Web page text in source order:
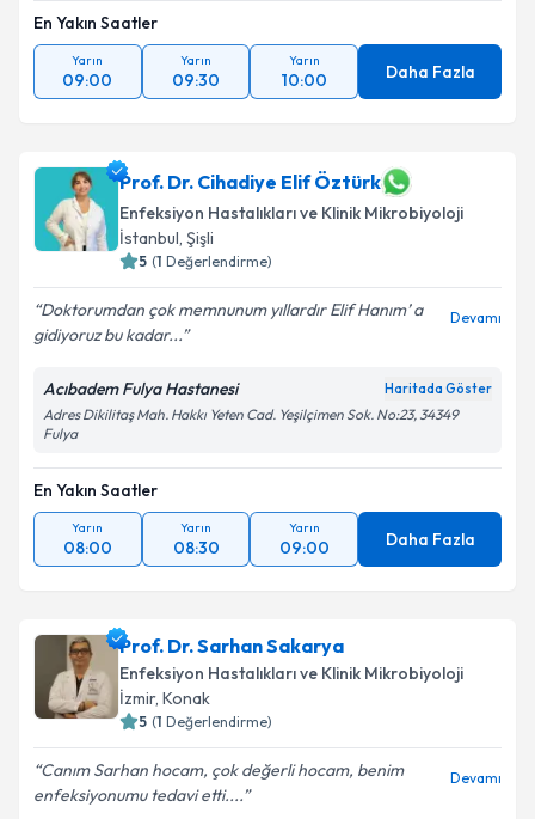
En Yakın Saatler
Yarın
09:00
Yarın
09:30
Yarın
10:00 Daha Fazla
Prof. Dr. Cihadiye Elif Öztürk
Enfeksiyon Hastalıkları ve Klinik Mikrobiyoloji
İstanbul, Şişli
5 (1 Değerlendirme)
Doktorumdan çok memnunum yıllardır Elif Hanım’ a
gidiyoruz bu kadar...
Devamı
Acıbadem Fulya Hastanesi Haritada Göster
Adres Dikilitaş Mah. Hakkı Yeten Cad. Yeşilçimen Sok. No:23, 34349
Fulya
En Yakın Saatler
Yarın
08:00
Yarın
08:30
Yarın
09:00 Daha Fazla
Prof. Dr. Sarhan Sakarya
Enfeksiyon Hastalıkları ve Klinik Mikrobiyoloji
İzmir, Konak
5 (1 Değerlendirme)
Canım Sarhan hocam, çok değerli hocam, benim
enfeksiyonumu tedavi etti....
Devamı